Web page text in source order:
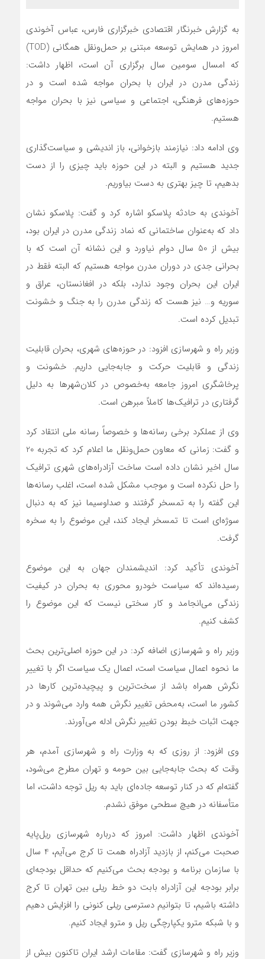
به گزارش خبرنگار اقتصادی خبرگزاری فارس، عباس آخوندی
امروز در همایش توسعه مبتنی بر حمل‌ونقل همگانی (TOD)
که امسال سومین سال برگزاری آن است، اظهار داشت:
زندگی مدرن در ایران با بحران مواجه شده است و در
حوزه‌های فرهنگی، اجتماعی و سیاسی نیز با بحران مواجه
هستیم.
وی ادامه داد: نیازمند بازخوانی، باز اندیشی و سیاست‌گذاری
جدید هستیم و البته در این حوزه باید چیزی را از دست
بدهیم، تا چیز بهتری به‌ دست بیاوریم.
آخوندی به حادثه پلاسکو اشاره کرد و گفت: پلاسکو نشان
داد که به‌عنوان ساختمانی که نماد زندگی مدرن در ایران بود،
بیش از 50 سال دوام نیاورد و این نشانه آن است که با
بحرانی جدی در دوران مدرن مواجه هستیم که البته فقط در
ایران این بحران وجود ندارد، بلکه در افغانستان، عراق و
سوریه و… نیز هست که زندگی مدرن را به جنگ و خشونت
تبدیل کرده است.
وزیر راه و شهرسازی افزود: در حوزه‌های شهری، بحران قابلیت
زندگی و قابلیت حرکت و جابه‌جایی داریم. خشونت و
پرخاشگری امروز جامعه به‌خصوص در کلان‌شهرها به دلیل
گرفتاری در ترافیک‌ها کاملاً مبرهن است.
وی از عملکرد برخی رسانه‌ها و خصوصاً رسانه ملی انتقاد کرد
و گفت: زمانی که معاون حمل‌ونقل ما اعلام کرد که تجربه 20
سال اخیر نشان داده است ساخت آزادراه‌های شهری ترافیک
را حل نکرده است و موجب مشکل شده است، اغلب رسانه‌ها
این گفته را به تمسخر گرفتند و صداوسیما نیز که به دنبال
سوژه‌ای است تا تمسخر ایجاد کند، این موضوع را به سخره
گرفت.
آخوندی تأکید کرد: اندیشمندان جهان به این موضوع
رسیده‌اند که سیاست خودرو محوری به بحران در کیفیت
زندگی می‌انجامد و کار سختی نیست که این موضوع را
کشف کنیم.
وزیر راه و شهرسازی اضافه کرد: در این حوزه اصلی‌ترین بحث
ما نحوه اعمال سیاست است، اعمال یک سیاست اگر با تغییر
نگرش همراه باشد از سخت‌ترین و پیچیده‌ترین کارها در
کشور ما است، به‌محض تغییر نگرش همه وارد می‌شوند و در
جهت اثبات خبط بودن تغییر نگرش ادله می‌آورند.
وی افزود: از روزی که به وزارت راه و شهرسازی آمدم، هر
وقت که بحث جابه‌جایی بین حومه و تهران مطرح می‌شود،
گفته‌ام که در کنار توسعه جاده‌ای باید به ریل توجه داشت، اما
متأسفانه در هیچ سطحی موفق نشدم.
آخوندی اظهار داشت: امروز که درباره شهرسازی ریل‌پایه
صحبت می‌کنم، ‌از بازدید آزادراه همت تا کرج می‌آیم، 4 سال
با سازمان برنامه و بودجه بحث می‌کنیم که حداقل بودجه‌ای
برابر بودجه این آزادراه بابت دو خط ریلی بین تهران تا کرج
داشته باشیم، تا بتوانیم دسترسی ریلی کنونی را افزایش دهیم
و با شبکه مترو یکپارچگی ریل و مترو ایجاد کنیم.
وزیر راه و شهرسازی گفت: مقامات ارشد ایران تاکنون بیش از